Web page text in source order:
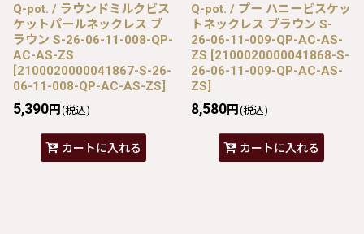
Q-pot. / ラウンドミルクビス
ケットパールネックレス ブ
ラウン S-26-06-11-008-QP-
AC-AS-ZS
[2100020000041867-S-26-
06-11-008-QP-AC-AS-ZS]
5,390円 (税込)
カートに入れる
Q-pot. / プー ハニービスケッ
トネックレス ブラウン S-
26-06-11-009-QP-AC-AS-
ZS [2100020000041868-S-
26-06-11-009-QP-AC-AS-
ZS]
8,580円 (税込)
カートに入れる